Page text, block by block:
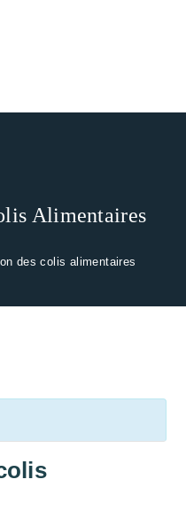
Alimentaires
des colis alimentaires